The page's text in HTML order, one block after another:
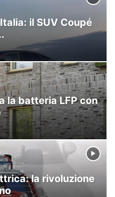
il SUV Coupé
la batteria LFP con
la rivoluzione